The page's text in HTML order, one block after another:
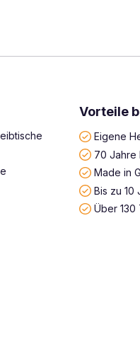
Vorteile
Eigene
70 Jahre
Made in
Bis zu 10
Über 130